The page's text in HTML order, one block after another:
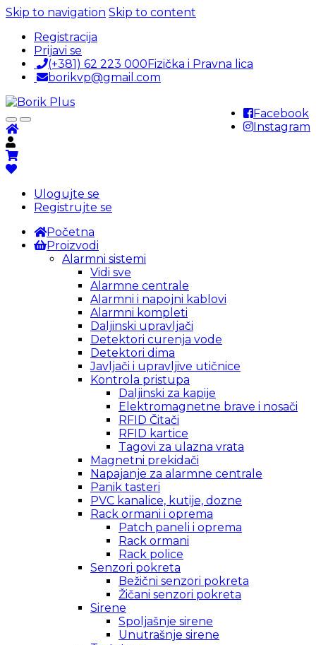
Skip to navigation Skip to content
Registracija
Prijavi se
(+381) 62 223 000Fizička i Pravna lica
borikvp@gmail.com
Facebook
Instagram
Ulogujte se
Registrujte se
Početna
Proizvodi
Alarmni sistemi
Vidi sve
Alarmne centrale
Alarmni i napojni kablovi
Alarmni kompleti
Daljinski upravljači
Detektori curenja vode
Detektori dima
Javljači i upravljive utičnice
Kontrola pristupa
Daljinski za kapije
Elektromagnetne brave i nosači
RFID Čitači
RFID kartice
Tagovi za ulazna vrata
Magnetni prekidači
Napajanje za alarmne centrale
Panik tasteri
PVC kanalice, kutije, dozne
Rack ormani i oprema
Patch paneli i oprema
Rack ormani
Rack police
Senzori pokreta
Bežični senzori pokreta
Žičani senzori pokreta
Sirene
Spoljašnje sirene
Unutrašnje sirene